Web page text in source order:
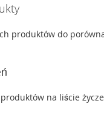
produktów do
na liście